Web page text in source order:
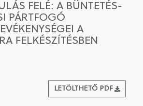
/ MEGÚJÍTOM A
FELÉ: A BÜNTETÉS-
PÁRTFOGÓ
A
FELKÉSZÍTÉSBEN
LETÖLTHETŐ PDF